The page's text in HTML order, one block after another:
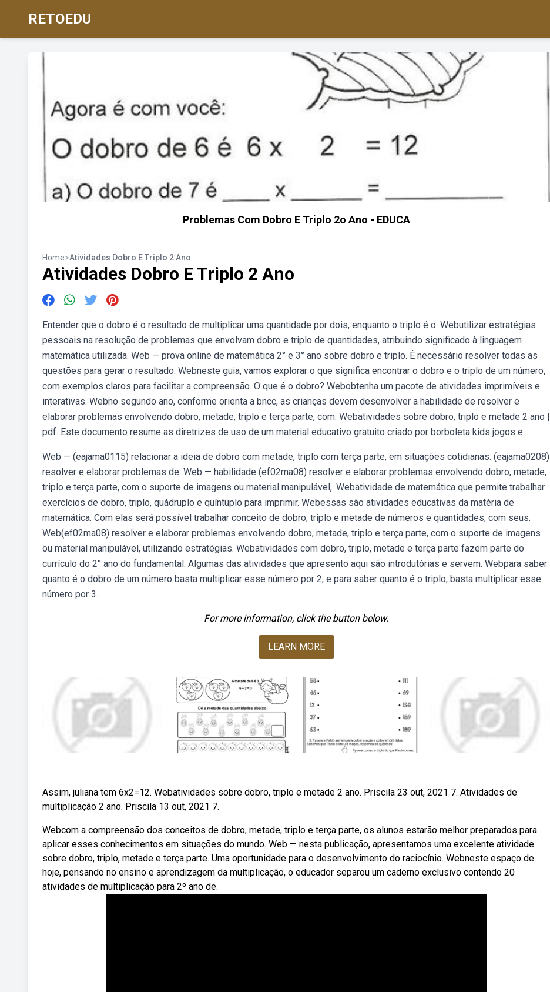
RETOEDU
Problemas Com Dobro E Triplo 2o Ano - EDUCA
Home>Atividades Dobro E Triplo 2 Ano
Atividades Dobro E Triplo 2 Ano
Entender que o dobro é o resultado de multiplicar uma quantidade por dois, enquanto o triplo é o. Webutilizar estratégias
pessoais na resolução de problemas que envolvam dobro e triplo de quantidades, atribuindo significado à linguagem
matemática utilizada. Web — prova online de matemática 2° e 3° ano sobre dobro e triplo. É necessário resolver todas as
questões para gerar o resultado. Webneste guia, vamos explorar o que significa encontrar o dobro e o triplo de um número,
com exemplos claros para facilitar a compreensão. O que é o dobro? Webobtenha um pacote de atividades imprimíveis e
interativas. Webno segundo ano, conforme orienta a bncc, as crianças devem desenvolver a habilidade de resolver e
elaborar problemas envolvendo dobro, metade, triplo e terça parte, com. Webatividades sobre dobro, triplo e metade 2 ano |
pdf. Este documento resume as diretrizes de uso de um material educativo gratuito criado por borboleta kids jogos e.
Web — (eajama0115) relacionar a ideia de dobro com metade, triplo com terça parte, em situações cotidianas. (eajama0208)
resolver e elaborar problemas de. Web — habilidade (ef02ma08) resolver e elaborar problemas envolvendo dobro, metade,
triplo e terça parte, com o suporte de imagens ou material manipulável,. Webatividade de matemática que permite trabalhar
exercícios de dobro, triplo, quádruplo e quíntuplo para imprimir. Webessas são atividades educativas da matéria de
matemática. Com elas será possível trabalhar conceito de dobro, triplo e metade de números e quantidades, com seus.
Web(ef02ma08) resolver e elaborar problemas envolvendo dobro, metade, triplo e terça parte, com o suporte de imagens
ou material manipulável, utilizando estratégias. Webatividades com dobro, triplo, metade e terça parte fazem parte do
currículo do 2° ano do fundamental. Algumas das atividades que apresento aqui são introdutórias e servem. Webpara saber
quanto é o dobro de um número basta multiplicar esse número por 2, e para saber quanto é o triplo, basta multiplicar esse
número por 3.
For more information, click the button below.
LEARN MORE
Assim, juliana tem 6x2=12. Webatividades sobre dobro, triplo e metade 2 ano. Priscila 23 out, 2021 7. Atividades de
multiplicação 2 ano. Priscila 13 out, 2021 7.
Webcom a compreensão dos conceitos de dobro, metade, triplo e terça parte, os alunos estarão melhor preparados para
aplicar esses conhecimentos em situações do mundo. Web — nesta publicação, apresentamos uma excelente atividade
sobre dobro, triplo, metade e terça parte. Uma oportunidade para o desenvolvimento do raciocínio. Webneste espaço de
hoje, pensando no ensino e aprendizagem da multiplicação, o educador separou um caderno exclusivo contendo 20
atividades de multiplicação para 2º ano de.